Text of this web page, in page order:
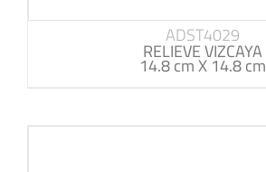
ADST4029
RELIEVE VIZCAYA
14.8 cm X 14.8 cm